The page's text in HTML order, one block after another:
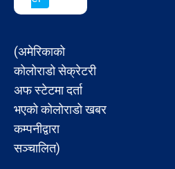
(अमेरिकाको
कोलोराडो सेक्रेटरी
अफ स्टेटमा दर्ता
भएको कोलोराडो खबर
कम्पनीद्वारा
सञ्चालित)